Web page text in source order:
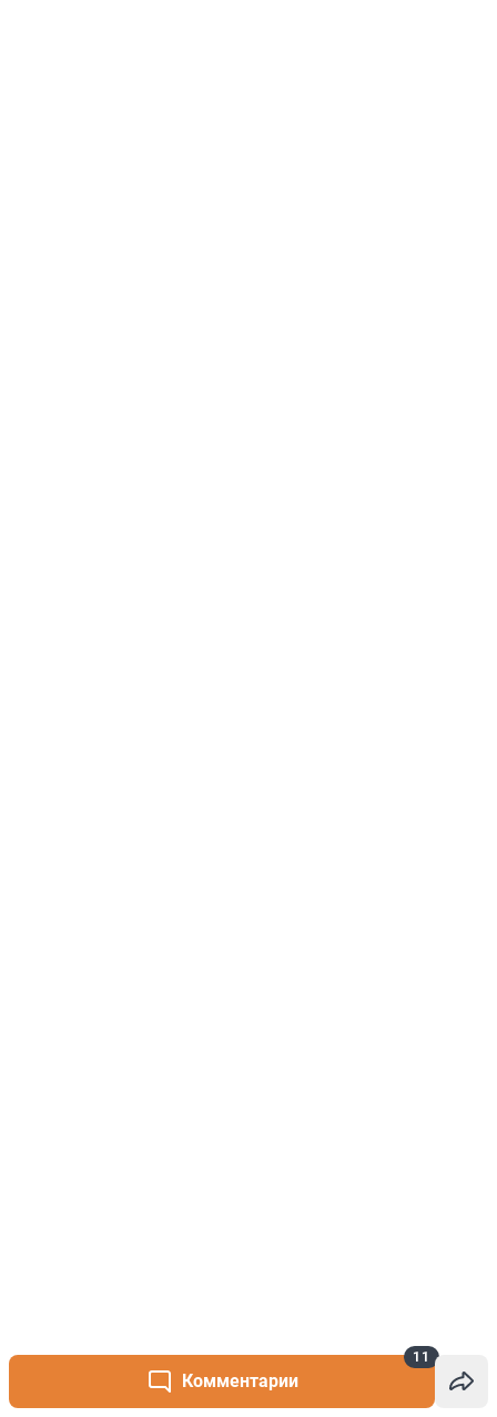
Комментарии
11